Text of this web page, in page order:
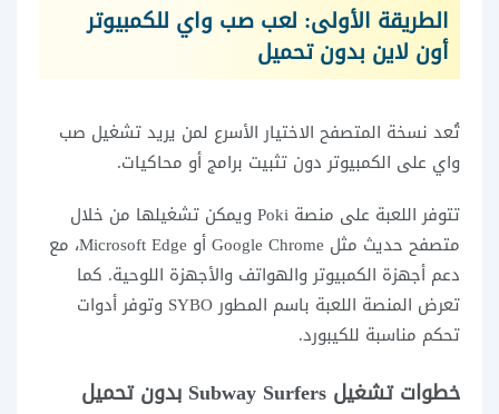
الطريقة الأولى: لعب صب واي للكمبيوتر
أون لاين بدون تحميل
تُعد نسخة المتصفح الاختيار الأسرع لمن يريد تشغيل صب
واي على الكمبيوتر دون تثبيت برامج أو محاكيات.
تتوفر اللعبة على منصة Poki ويمكن تشغيلها من خلال
متصفح حديث مثل Google Chrome أو Microsoft Edge، مع
دعم أجهزة الكمبيوتر والهواتف والأجهزة اللوحية. كما
تعرض المنصة اللعبة باسم المطور SYBO وتوفر أدوات
تحكم مناسبة للكيبورد.
خطوات تشغيل Subway Surfers بدون تحميل